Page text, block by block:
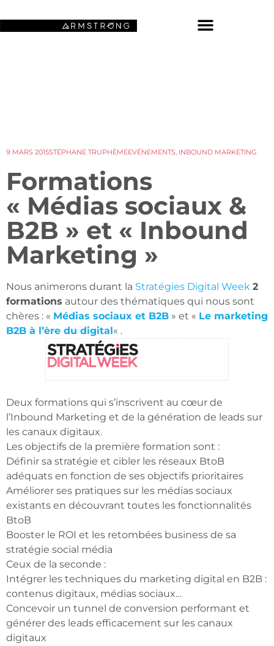
9 MARS 2015STÉPHANE TRUPHÈMEEVÉNEMENTS, INBOUND MARKETING
Formations
« Médias sociaux &
B2B » et « Inbound
Marketing »
Nous animerons durant la Stratégies Digital Week 2
formations autour des thématiques qui nous sont
chères : « Médias sociaux et B2B » et « Le marketing
B2B à l’ère du digital« .
Deux formations qui s’inscrivent au cœur de
l’Inbound Marketing et de la génération de leads sur
les canaux digitaux.
Les objectifs de la première formation sont :
Définir sa stratégie et cibler les réseaux BtoB
adéquats en fonction de ses objectifs prioritaires
Améliorer ses pratiques sur les médias sociaux
existants en découvrant toutes les fonctionnalités
BtoB
Booster le ROI et les retombées business de sa
stratégie social média
Ceux de la seconde :
Intégrer les techniques du marketing digital en B2B :
contenus digitaux, médias sociaux…
Concevoir un tunnel de conversion performant et
générer des leads efficacement sur les canaux
digitaux